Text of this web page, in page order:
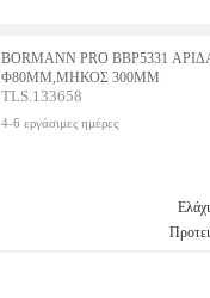
BORMANN PRO BBP5331
Φ80MM,ΜΗΚΟΣ 300MM
TLS.133658
4-6 εργάσιμες ημέρες